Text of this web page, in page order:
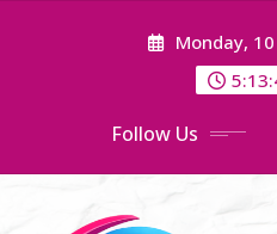
Monday,
Follow Us